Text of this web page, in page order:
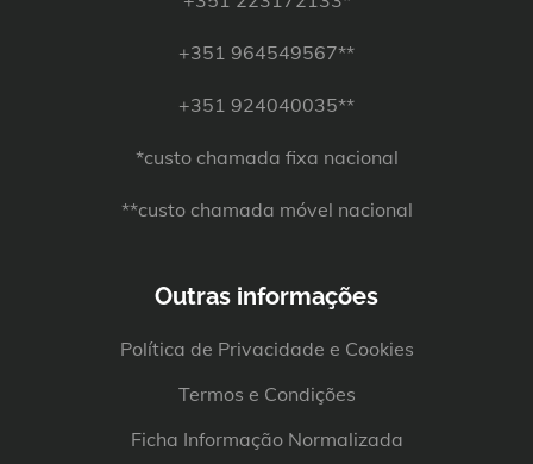
+351 964549567**
+351 924040035**
*custo chamada fixa nacional
**custo chamada móvel nacional
Outras informações
Política de Privacidade e Cookies
Termos e Condições
Ficha Informação Normalizada